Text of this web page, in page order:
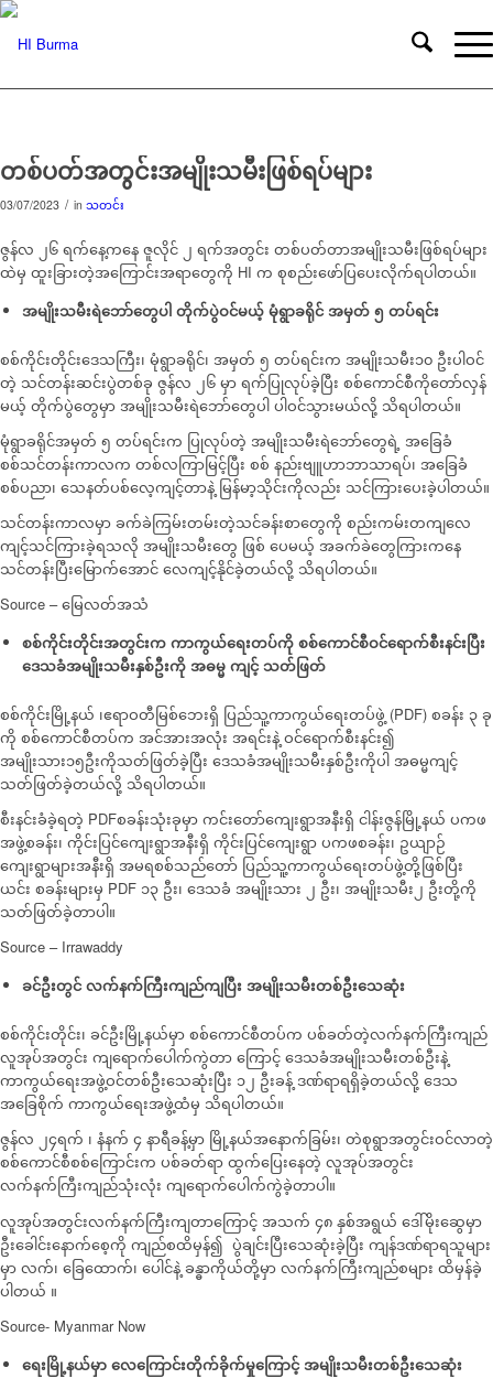
တစ်ပတ်အတွင်းအမျိုးသမီးဖြစ်ရပ်များ
03/07/2023 / in သတင်း
ဇွန်လ ၂၆ ရက်နေ့ကနေ ဇူလိုင် ၂ ရက်အတွင်း တစ်ပတ်တာအမျိုးသမီးဖြစ်ရပ်များ
ထဲမှ ထူးခြားတဲ့အကြောင်းအရာတွေကို HI က စုစည်းဖော်ပြပေးလိုက်ရပါတယ်။
အမျိုးသမီးရဲဘော်တွေပါ တိုက်ပွဲဝင်မယ့် မုံရွာခရိုင် အမှတ် ၅ တပ်ရင်း
စစ်ကိုင်းတိုင်းဒေသကြီး၊ မုံရွာခရိုင်၊ အမှတ် ၅ တပ်ရင်းက အမျိုးသမီး၁၀ ဦးပါဝင်
တဲ့ သင်တန်းဆင်းပွဲတစ်ခု ဇွန်လ ၂၆ မှာ ရက်ပြုလုပ်ခဲ့ပြီး စစ်ကောင်စီကိုတော်လှန်
မယ့် တိုက်ပွဲတွေမှာ အမျိုးသမီးရဲဘော်တွေပါ ပါဝင်သွားမယ်လို့ သိရပါတယ်။
မုံရွာခရိုင်အမှတ် ၅ တပ်ရင်းက ပြုလုပ်တဲ့ အမျိုးသမီးရဲဘော်တွေရဲ့ အခြေခံ
စစ်သင်တန်းကာလက တစ်လကြာမြင့်ပြီး စစ် နည်းဗျူဟာဘာသာရပ်၊ အခြေခံ
စစ်ပညာ၊ သေနတ်ပစ်လေ့ကျင့်တာနဲ့ မြန်မာ့သိုင်းကိုလည်း သင်ကြားပေးခဲ့ပါတယ်။
သင်တန်းကာလမှာ ခက်ခဲကြမ်းတမ်းတဲ့သင်ခန်းစာတွေကို စည်းကမ်းတကျလေ
ကျင့်သင်ကြားခဲ့ရသလို အမျိုးသမီးတွေ ဖြစ် ပေမယ့် အခက်ခဲတွေကြားကနေ
သင်တန်းပြီးမြောက်အောင် လေကျင့်နိုင်ခဲ့တယ်လို့ သိရပါတယ်။
Source – မြေလတ်အသံ
စစ်ကိုင်းတိုင်းအတွင်းက ကာကွယ်‌ရေးတပ်ကို စစ်ကောင်စီဝင်ရောက်စီးနင်းပြီး
ဒေသခံအမျိုးသမီးနှစ်ဦးကို အဓမ္မ ကျင့် သတ်ဖြတ်
စစ်ကိုင်းမြို့နယ် ၊ဧရာဝတီမြစ်ဘေးရှိ ပြည်သူ့ကာကွယ်ရေးတပ်ဖွဲ့ (PDF) စခန်း ၃ ခု
ကို စစ်ကောင်စီတပ်က အင်အားအလုံး အရင်းနဲ့ ဝင်ရောက်စီးနင်း၍
အမျိုးသား၁၅ဦးကိုသတ်ဖြတ်ခဲ့ပြီး ဒေသခံအမျိုးသမီးနှစ်ဦးကိုပါ အဓမ္မကျင့်
သတ်ဖြတ်ခဲ့တယ်လို့ သိရပါတယ်။
စီးနင်းခံခဲ့ရတဲ့ PDFစခန်းသုံးခုမှာ ကင်းတော်ကျေးရွာအနီးရှိ ငါန်းဇွန်မြို့နယ် ပကဖ
အဖွဲ့စခန်း၊ ကိုင်းပြင်ကျေးရွာအနီးရှိ ကိုင်းပြင်ကျေးရွာ ပကဖစခန်း၊ ဥယျာဉ်
ကျေးရွာများအနီးရှိ အမရစစ်သည်တော် ပြည်သူ့ကာကွယ်ရေးတပ်ဖွဲ့တို့ဖြစ်ပြီး
ယင်း စခန်းများမှ PDF ၁၃ ဦး၊ ဒေသခံ အမျိုးသား ၂ ဦး၊ အမျိုးသမီး၂ ဦးတို့ကို
သတ်ဖြတ်ခဲ့တာပါ။
Source – Irrawaddy
ခင်ဦးတွင် လက်နက်ကြီးကျည်ကျပြီး အမျိုးသမီးတစ်ဦးသေဆုံး
စစ်ကိုင်းတိုင်း၊ ခင်ဦးမြို့နယ်မှာ စစ်ကောင်စီတပ်က ပစ်ခတ်တဲ့လက်နက်ကြီးကျည်
လူအုပ်အတွင်း ကျရောက်ပေါက်ကွဲတာ ကြောင့် ဒေသခံအမျိုးသမီးတစ်ဦးနဲ့
ကာကွယ်ရေးအဖွဲ့ဝင်တစ်ဦးသေဆုံးပြီး ၁၂ ဦးခန့် ဒဏ်ရာရရှိခဲ့တယ်လို့ ဒေသ
အခြေစိုက် ကာကွယ်ရေးအဖွဲ့ထံမှ သိရပါတယ်။
ဇွန်လ ၂၄ရက် ၊ နံနက် ၄ နာရီခန့်မှာ မြို့နယ်အနောက်ခြမ်း၊ တဲစုရွာအတွင်းဝင်လာတဲ့
စစ်ကောင်စီစစ်ကြောင်းက ပစ်ခတ်ရာ ထွက်ပြေးနေတဲ့ လူအုပ်အတွင်း
လက်နက်ကြီးကျည်သုံးလုံး ကျရောက်ပေါက်ကွဲခဲ့တာပါ။
လူအုပ်အတွင်းလက်နက်ကြီးကျတာကြောင့် အသက် ၄၈ နှစ်အရွယ် ဒေါ်မိုးဆွေမှာ
ဦးခေါင်းနောက်စေ့ကို ကျည်စထိမှန်၍ ပွဲချင်းပြီးသေဆုံးခဲ့ပြီး ကျန်ဒဏ်ရာရသူများ
မှာ လက်၊ ခြေထောက်၊ ပေါင်နဲ့ ခန္ဓာကိုယ်တို့မှာ လက်နက်ကြီးကျည်စများ ထိမှန်ခဲ့
ပါတယ် ။
​Source- Myanmar Now
ရေးမြို့နယ်မှာ လေကြောင်းတိုက်ခိုက်မှုကြောင့် အမျိုးသမီးတစ်ဦးသေဆုံး